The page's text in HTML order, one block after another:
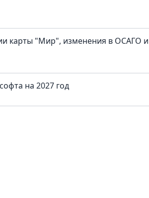
карты "Мир", изменения в ОСАГО и
на 2027 год